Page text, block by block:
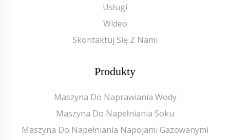
Usługi
Wideo
Skontaktuj Się Z Nami
Produkty
Maszyna Do Naprawiania Wody
Maszyna Do Napełniania Soku
Maszyna Do Napełniania Napojami Gazowanymi